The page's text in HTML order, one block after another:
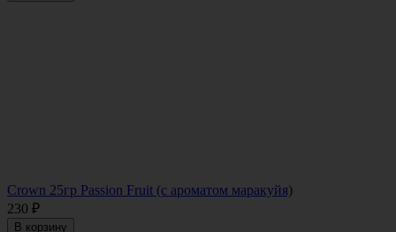
Crown 25гр Passion Fruit (с ароматом маракуйя)
230 ₽
В корзину